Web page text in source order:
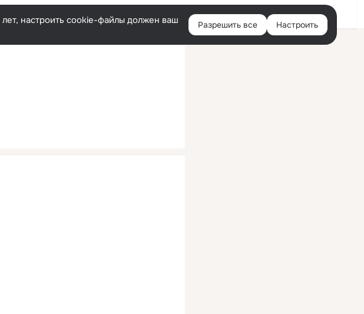
Русский Войти
настроить cookie-файлы должен ваш
Разрешить все Настроить